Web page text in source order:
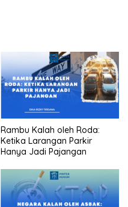
Rambu Kalah oleh Roda:
Ketika Larangan Parkir
Hanya Jadi Pajangan